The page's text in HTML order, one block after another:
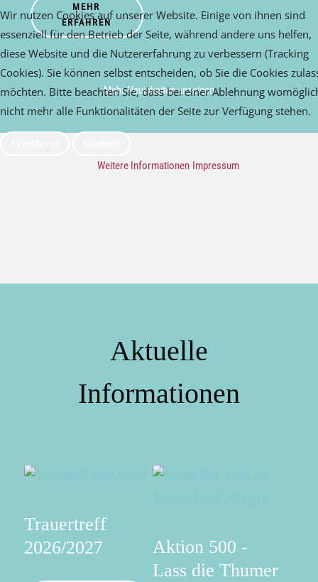
MEHR
ERFAHREN
Mehr Neuigkeiten anzeigen
Aktuelle
Informationen
Trauertreff
2026/2027
Aktion 500 -
Lass die Thumer
Wir nutzen Cookies auf unserer Website. Einige von ihnen sind
essenziell für den Betrieb der Seite, während andere uns helfen,
diese Website und die Nutzererfahrung zu verbessern (Tracking
Cookies). Sie können selbst entscheiden, ob Sie die Cookies
möchten. Bitte beachten Sie, dass bei einer Ablehnung
nicht mehr alle Funktionalitäten der Seite zur Verfügung stehen.
Weitere Informationen Impressum